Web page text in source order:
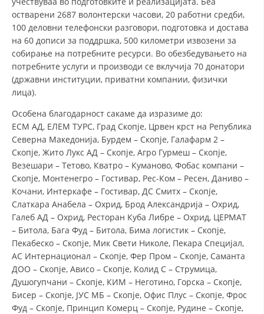
остварени 2687 волонтерски часови, 20 работни средби,
100 деловни телефонски разговори, подготовка и достава
на 60 дописи за поддршка, 500 километри извозени за
собирање на потребните ресурси. Во обезбедувањето на
потребните услуги и производи се вклучија 70 донатори
(државни институции, приватни компании, физички
лица).
Особена благодарност сакаме да изразиме до:
ЕСМ АД, ЕЛЕМ ТУРС, Град Скопје, Црвен крст на Република
Северна Македонија, Бурдем – Скопје, Галафарм 2 –
Скопје, Жито Лукс АД – Скопје, Агро Гурмеш – Скопје,
Везешари – Тетово, Кватро – Куманово, Фобас компани –
Скопје, Монтенегро – Гостивар, Рес-Ком – Ресен, Даниво –
Кочани, Интеркафе – Гостивар, ДС Смитх – Скопје,
Слаткара Анабела – Охрид, Брод Александрија – Охрид,
Галеб АД – Охрид, Ресторан Куба Либре – Охрид, ЦЕРМАТ
– Битола, Бага Фуд – Битола, Бима логистик – Скопје,
Пекабеско – Скопје, Мик Свети Николе, Пекара Специјал,
АС Интернационал – Скопје, Фер Пром – Скопје, Саманта
ДОО – Скопје, Ависо – Скопје, Колид С – Струмица,
Душогупчани – Скопје, КИМ – Неготино, Горска – Скопје,
Бисер – Скопје, ЈУС МБ – Скопје, Офис Плус – Скопје, Фрос
Фуд – Скопје, Принцип Комерц – Скопје, Рудине – Скопје,